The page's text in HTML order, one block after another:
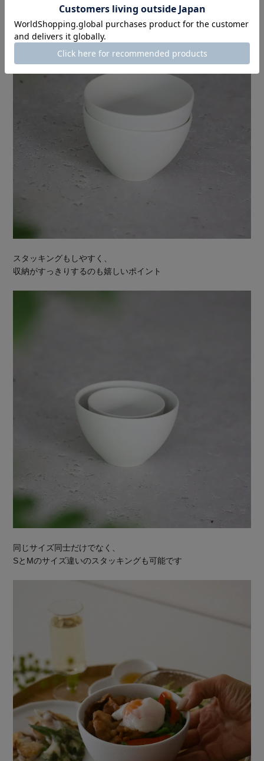
スタッキングもしやすく、
収納がすっきりするのも嬉しいポイント
同じサイズ同士だけでなく、
SとMのサイズ違いのスタッキングも可能です